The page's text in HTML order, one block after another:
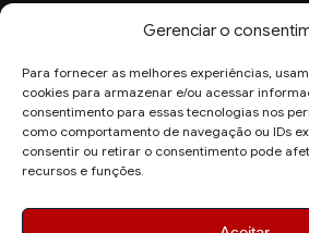
Gerenciar o
Para fornecer as melhores experiências,
cookies para armazenar e/ou acessar
consentimento para essas tecnologias nos
como comportamento de navegação ou IDs
consentir ou retirar o consentimento pode
recursos e funções.
FALE CONOSCO
Sugestões de Pauta:
ronaldo.valentim150@gmail.com